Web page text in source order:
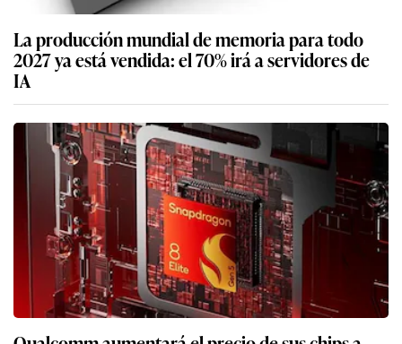
La producción mundial de memoria para todo
2027 ya está vendida: el 70% irá a servidores de
IA